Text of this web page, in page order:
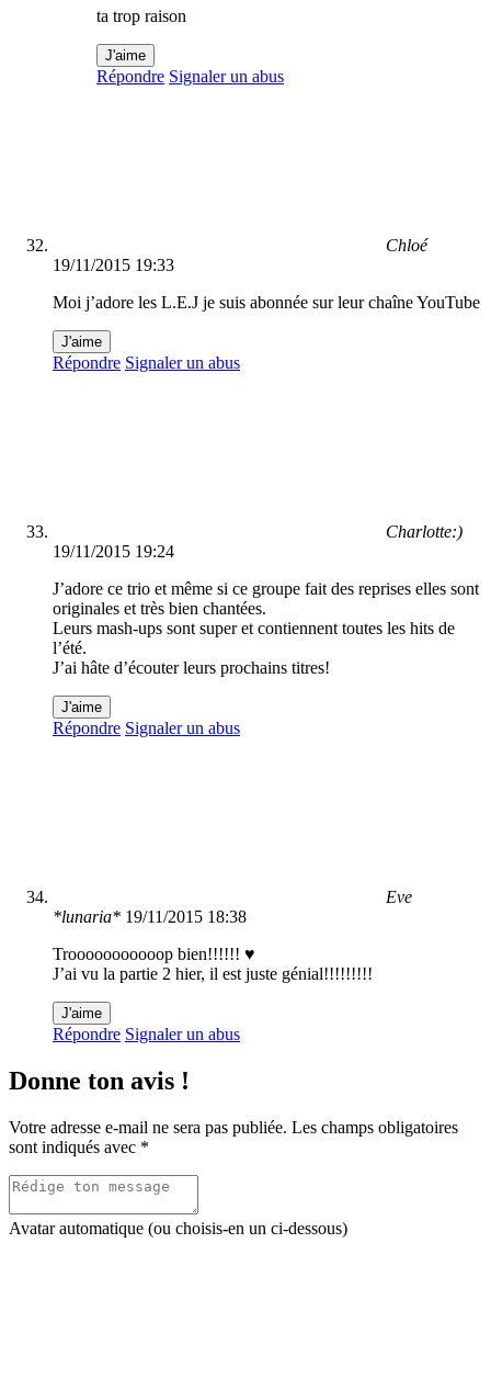
ta trop raison
J'aime
Répondre Signaler un abus
Chloé
19/11/2015 19:33
Moi j’adore les L.E.J je suis abonnée sur leur chaîne YouTube
J'aime
Répondre Signaler un abus
Charlotte:)
19/11/2015 19:24
J’adore ce trio et même si ce groupe fait des reprises elles sont
originales et très bien chantées.
Leurs mash-ups sont super et contiennent toutes les hits de
l’été.
J’ai hâte d’écouter leurs prochains titres!
J'aime
Répondre Signaler un abus
Eve
*lunaria* 19/11/2015 18:38
Trooooooooooop bien!!!!!! ♥
J’ai vu la partie 2 hier, il est juste génial!!!!!!!!!
J'aime
Répondre Signaler un abus
Donne ton avis !
Votre adresse e-mail ne sera pas publiée. Les champs obligatoires
sont indiqués avec *
Avatar automatique (ou choisis-en un ci-dessous)